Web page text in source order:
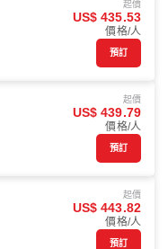
起價
US$ 435.53
價格/人
預訂
起價
US$ 439.79
價格/人
預訂
起價
US$ 443.82
價格/人
預訂